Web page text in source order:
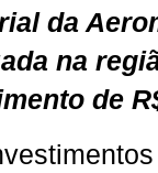
da
na
de